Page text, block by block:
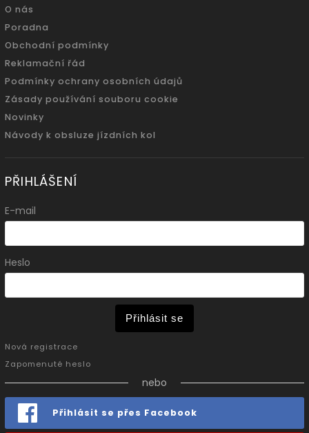
O nás
Poradna
Obchodní podmínky
Reklamační řád
Podmínky ochrany osobních údajů
Zásady používání souboru cookie
Novinky
Návody k obsluze jízdních kol
PŘIHLÁŠENÍ
E-mail
Heslo
Přihlásit se
Nová registrace
Zapomenuté heslo
nebo
Přihlásit se přes Facebook